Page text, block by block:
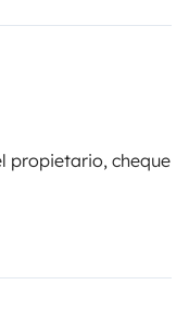
propietario, cheque